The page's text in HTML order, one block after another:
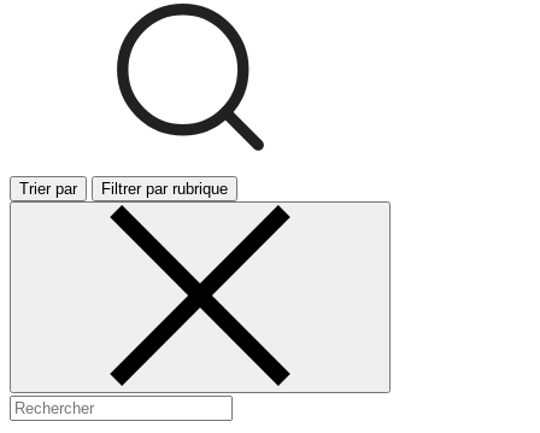
Trier par Filtrer par rubrique